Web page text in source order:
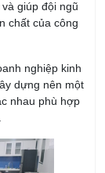
giúp đội ngũ
chất của công
nghiệp kinh
dựng nên một
nhau phù hợp